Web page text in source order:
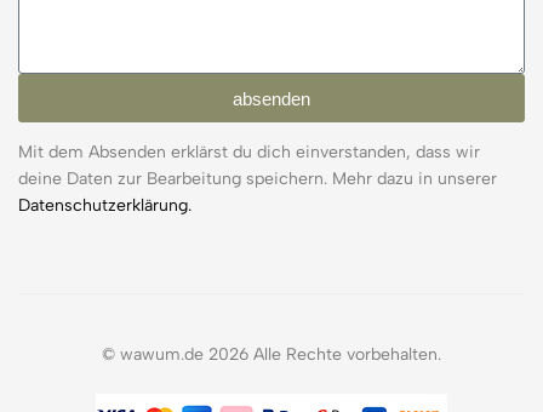
absenden
Mit dem Absenden erklärst du dich einverstanden, dass wir
deine Daten zur Bearbeitung speichern. Mehr dazu in unserer
Datenschutzerklärung.
© wawum.de 2026 Alle Rechte vorbehalten.